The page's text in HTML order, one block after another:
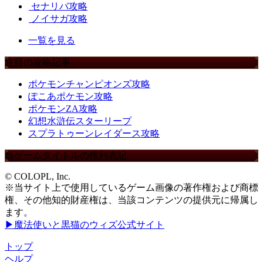
セナリバ攻略
ノイサガ攻略
一覧を見る
注目の攻略記事
ポケモンチャンピオンズ攻略
ぽこあポケモン攻略
ポケモンZA攻略
幻想水滸伝スターリープ
スプラトゥーンレイダース攻略
当ゲームタイトルの権利表記
© COLOPL, Inc.
※当サイト上で使用しているゲーム画像の著作権および商標
権、その他知的財産権は、当該コンテンツの提供元に帰属し
ます。
▶魔法使いと黒猫のウィズ公式サイト
トップ
ヘルプ